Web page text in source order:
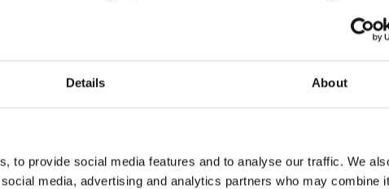
Details About
to provide social media features and to analyse our traffic. We
media, advertising and analytics partners who may combine
envoyiez des délices maison à des proches à l’autre bout du
d’emballage sur mesure
surdimensionnés ou de forme spéciale exigent souvent des
? Passez voir nos experts certifiés en emballage dès
méthodes d’emballage.